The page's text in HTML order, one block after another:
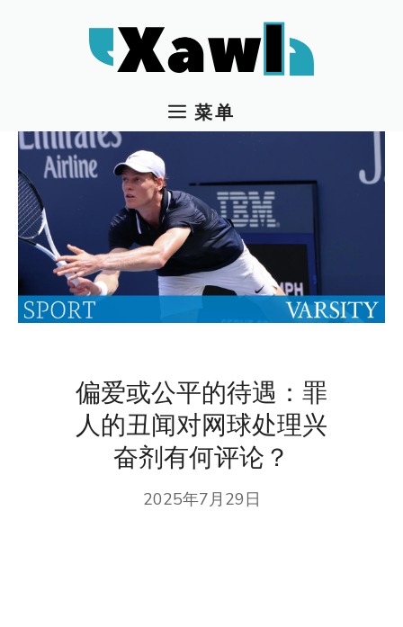
菜单
偏爱或公平的待遇：罪
人的丑闻对网球处理兴
奋剂有何评论？
2025年7月29日